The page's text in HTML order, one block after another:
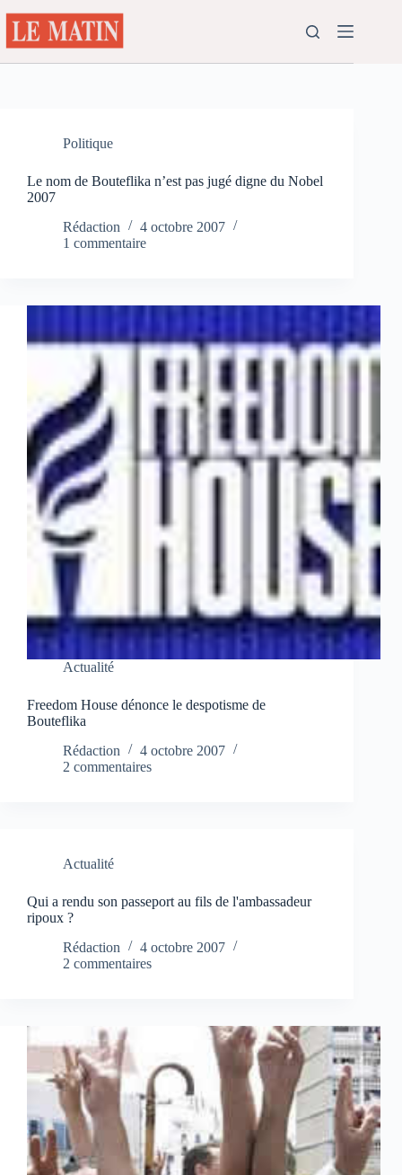
au
contenu
Politique
Le nom de Bouteflika n’est pas jugé digne du Nobel
2007
Rédaction
4 octobre 2007
1 commentaire
Actualité
Freedom House dénonce le despotisme de
Bouteflika
Rédaction
4 octobre 2007
2 commentaires
Actualité
Qui a rendu son passeport au fils de l'ambassadeur
ripoux ?
Rédaction
4 octobre 2007
2 commentaires